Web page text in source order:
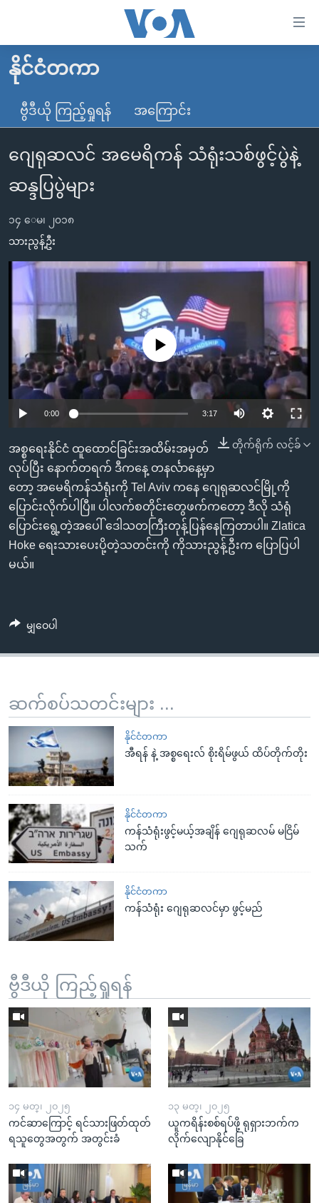
လွယ်ကူ
စေ
သည့်
များ
ပင်မ
သို့
ကျော်
ကြည့်
ပင်မ
ညွန်း
စာမျက်နှာ
ကျော်
ကြည့်
ရှာဖွေ
နေရာ
ကျော်
မူလစာမျက်နှာ
မြန်မာ
ကမ္ဘာ့သတင်းများ
နိုင်ငံတကာ
အမေရိကန်
တရုတ်
အစ္စရေး-ပါလက်စတိုင်း
ဗွီဒီယို
သတင်းလွတ်လပ်ခွင့်
ရပ်ဝန်းတခု လမ်းတခု အလွန်
အင်္ဂလိပ်စာလေ့လာမယ်
ရုပ်ရှင်ထဲက အင်္ဂလိပ်စာ
သုတပဒေသာ အင်္ဂလိပ်စာ
တီဗွီ
ရေဒီယိုနှင့်ရုပ်သံ အချက်အလက်များ
ရေဒီယို/တီဗွီအစီအစဉ်
Learning English
ဗွီအိုအေ လူမှုကွန်ယက်များ
ဘာသာစကားများ
နိုင်ငံတကာ
ဗွီဒီယို ကြည့်ရှုရန် အကြောင်း
ဂျေရုဆလင် အမေရိကန် သံရုံးသစ်ဖွင့်ပွဲနဲ့
ဆန္ဒပြပွဲများ
၁၄ ေမ၊ ၂၀၁၈
သားညွန့်ဦး
No media source currently available
0:00 3:17
တိုက်ရိုက် လင့်ခ်
အစ္စရေးနိုင်ငံ ထူထောင်ခြင်းအထိမ်းအမှတ်
လုပ်ပြီး နောက်တရက် ဒီကနေ့ တနင်္လာနေ့မှာ
တော့ အမေရိကန်သံရုံးကို Tel Aviv ကနေ ဂျေရုဆလင်မြို့ကို
ပြောင်းလိုက်ပါပြီ။ ပါလက်စတိုင်းတွေဖက်ကတော့ ဒီလို သံရုံ
ပြောင်းရွေ့တဲ့အပေါ် ဒေါသတကြီးတုန့်ပြန်နေကြတာပါ။ Zlatica
Hoke ရေးသားပေးပို့တဲ့သတင်းကို ကိုသားညွန့်ဦးက ပြောပြပါ
မယ်။
မျှဝေပါ
ဆက်စပ်သတင်းများ ...
နိုင်ငံတကာ
အီရန် နဲ့ အစ္စရေးလ် စိုးရိမ်ဖွယ် ထိပ်တိုက်တိုး
နိုင်ငံတကာ
ကန်သံရုံးဖွင့်မယ့်အချိန် ဂျေရုဆလမ် မငြိမ်
သက်
နိုင်ငံတကာ
ကန်သံရုံး ဂျေရုဆလင်မှာ ဖွင့်မည်
ဗွီဒီယို ကြည့်ရှုရန်
၁၄ မတ္၊ ၂၀၂၅
ကင်ဆာကြောင့် ရင်သားဖြတ်ထုတ်
ရသူတွေအတွက် အတွင်းခံ
၁၃ မတ္၊ ၂၀၂၅
ယူကရိန်းစစ်ရပ်ဖို့ ရုရှားဘက်က
လိုက်လျောနိုင်ခြေ